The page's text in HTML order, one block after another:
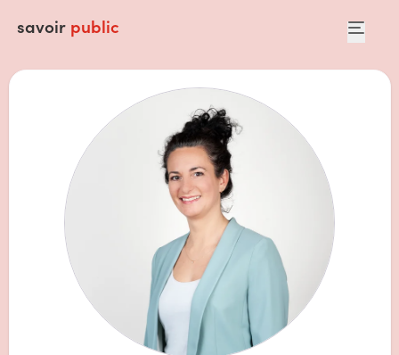
savoir public